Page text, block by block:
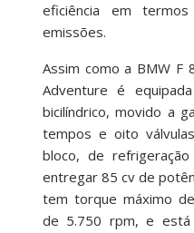
eficiência em
emissões.
Assim como a BMW F
Adventure é
bicilíndrico, movido a
tempos e oito
bloco, de
entregar 85 cv de
tem torque máximo
de 5.750 rpm, e está